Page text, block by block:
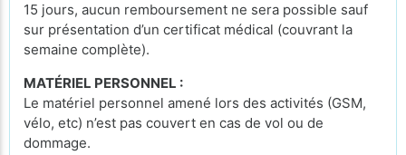
15 jours, aucun remboursement ne sera possible sauf
sur présentation d’un certificat médical (couvrant la
semaine complète).
MATÉRIEL PERSONNEL :
Le matériel personnel amené lors des activités (GSM,
vélo, etc) n’est pas couvert en cas de vol ou de
dommage.